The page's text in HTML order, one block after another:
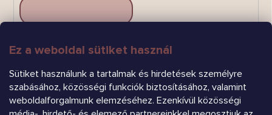
Ez a weboldal sütiket használ
Sütiket használunk a tartalmak és hirdetések személyre
szabásához, közösségi funkciók biztosításához, valamint
weboldalforgalmunk elemzéséhez. Ezenkívül közösségi
FELIRATKOZÁS